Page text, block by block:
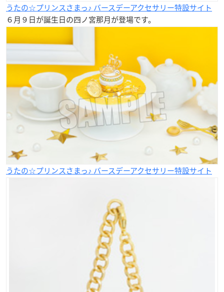
うたの☆プリンスさまっ♪ バースデーアクセサリー特設サイト
６月９日が誕生日の四ノ宮那月が登場です。
うたの☆プリンスさまっ♪ バースデーアクセサリー特設サイト